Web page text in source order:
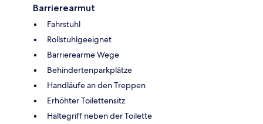
Barrierearmut
Fahrstuhl
Rollstuhlgeeignet
Barrierearme Wege
Behindertenparkplätze
Handläufe an den Treppen
Erhöhter Toilettensitz
Haltegriff neben der Toilette